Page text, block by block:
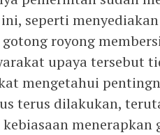
seperti
royong
upaya tersebut
mengetahui
terus dilakukan,
menerapkan